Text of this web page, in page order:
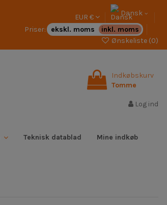
EUR €
Dansk
Priser:
ekskl. moms
inkl. moms
Ønskeliste (0)
Indkøbskurv
Tomme
Log ind
Teknisk datablad Mine indkøb